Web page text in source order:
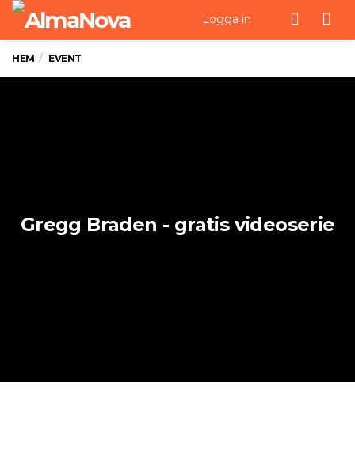
Logga in
HEM EVENT
Gregg Braden - gratis videoserie